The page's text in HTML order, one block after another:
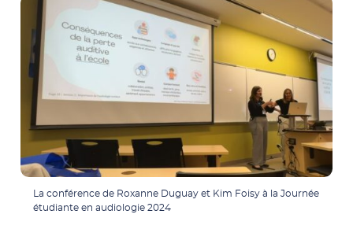
La conférence de Roxanne Duguay et Kim Foisy à la Journée
étudiante en audiologie 2024